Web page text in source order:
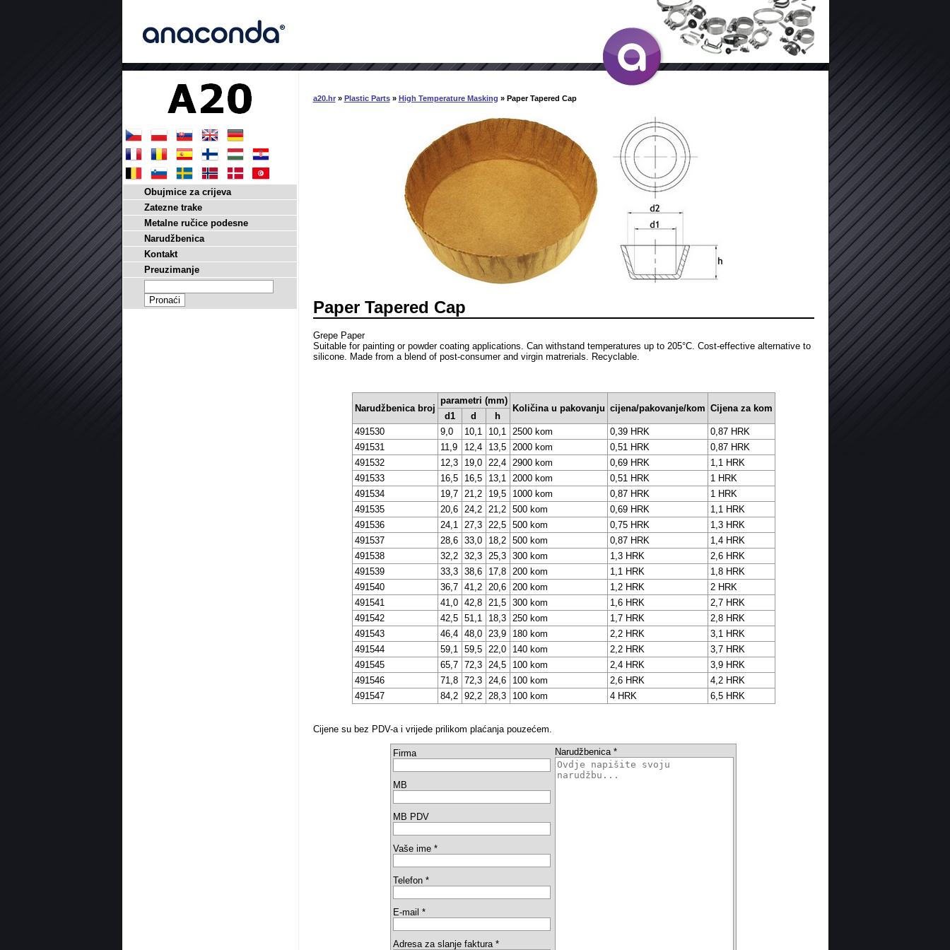
a20.hr» Plastic Parts» High Temperature Masking » Paper Tapered Cap
Paper Tapered Cap
Grepe Paper
Suitable for painting or powder coating applications. Can withstand temperatures up to 205°C. Cost-effective alternative to
silicone. Made from a blend of post-consumer and virgin matrerials. Recyclable.
Narudžbenica broj
parametri (mm)
Količina u pakovanju cijena/pakovanje/kom Cijena za kom
d1 d
h
491530
9,0 10,1 10,1 2500 kom 0,39 HRK
0,87 HRK
491531
11,9 12,4 13,5 2000 kom 0,51 HRK
0,87 HRK
491532
12,3 19,0 22,4 2900 kom 0,69 HRK
1,1 HRK
491533
16,5 16,5 13,1 2000 kom 0,51 HRK
1 HRK
491534
19,7 21,2 19,5 1000 kom 0,87 HRK
1 HRK
491535
20,6 24,2 21,2 500 kom 0,69 HRK
1,1 HRK
491536
24,1 27,3 22,5 500 kom 0,75 HRK
1,3 HRK
491537
28,6 33,0 18,2 500 kom 0,87 HRK
1,4 HRK
491538
32,2 32,3 25,3 300 kom 1,3 HRK
2,6 HRK
491539
33,3 38,6 17,8 200 kom 1,1 HRK
1,8 HRK
491540
36,7 41,2 20,6 200 kom 1,2 HRK
2 HRK
491541
41,0 42,8 21,5 300 kom 1,6 HRK
2,7 HRK
491542
42,5 51,1 18,3 250 kom 1,7 HRK
2,8 HRK
491543
46,4 48,0 23,9 180 kom 2,2 HRK
3,1 HRK
491544
59,1 59,5 22,0 140 kom 2,2 HRK
3,7 HRK
491545
65,7 72,3 24,5 100 kom 2,4 HRK
3,9 HRK
491546
71,8 72,3 24,6 100 kom 2,6 HRK
4,2 HRK
491547
84,2 92,2 28,3 100 kom 4 HRK 6,5 HRK
Cijene su bez PDV-a i vrijede prilikom plaćanja pouzećem.
Firma Narudžbenica *
MB
MB PDV
Vaše ime *
Telefon *
E-mail *
Adresa za slanje faktura *
Obujmice za crijeva
Zatezne trake
Metalne ručice podesne
Narudžbenica
Kontakt
Preuzimanje